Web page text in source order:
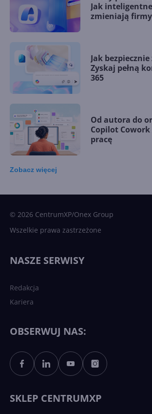
Jak
zmieniają
Jak
Zyskaj pełną
365
Od autora do
Copilot
pracę
Sztuczna
polsku. Dość
Zobacz więcej
© 2026 CentrumXP/Onex Group
Wszelkie prawa zastrzeżone
NASZE SERWISY
Redakcja
Kariera
OBSERWUJ NAS:
SKLEP CENTRUMXP